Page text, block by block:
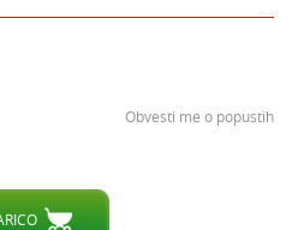
Obvesti me o popustih